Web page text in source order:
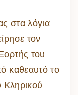
στα λόγια
τον
του
καθεαυτό το
Κληρικού